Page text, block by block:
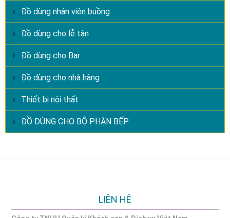
Đồ dùng nhân viên buồng
Đồ dùng cho lễ tân
Đồ dùng cho Bar
Đồ dùng cho nhà hàng
Thiết bị nội thất
ĐỒ DÙNG CHO BỘ PHẬN BẾP
LIÊN HỆ